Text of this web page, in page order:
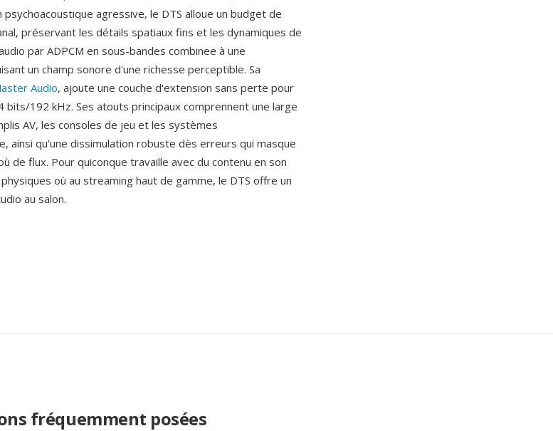
agressive, le DTS alloue un budget de
préservant les détails spatiaux fins et les dynamiques de
par ADPCM en sous-bandes combinee à une
un champ sonore d'une richesse perceptible. Sa
Audio, ajoute une couche d'extension sans perte pour
bits/192 kHz. Ses atouts principaux comprennent une large
AV, les consoles de jeu et les systèmes
ainsi qu'une dissimulation robuste dès erreurs qui masque
de flux. Pour quiconque travaille avec du contenu en son
où au streaming haut de gamme, le DTS offre un
au salon.
fréquemment posées